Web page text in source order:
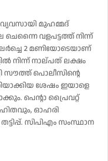
വ്യവസായി മുഹമ്മദ്
ചെന്നൈ വളപട്ടത്ത് നിന്ന്
2 മണിയോടെയാണ്
നിന്ന് നാല്പത് ലക്ഷം
സൗത്ത് പൊലീസിന്റെ
ശേഷം ഇയാളെ
പെന്റാ പ്രൈവറ്റ്
ഓഹരി
സിപിഎം സംസ്ഥാന